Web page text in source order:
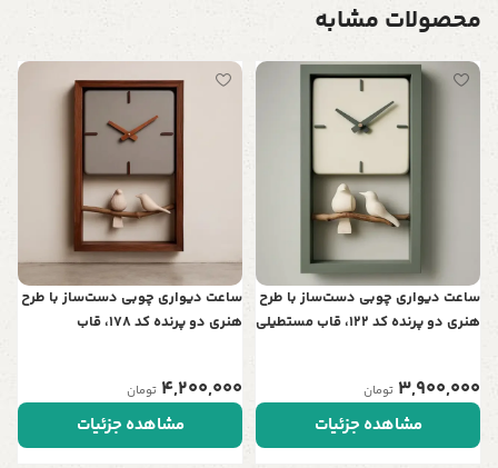
محصولات مشابه
ساعت دیواری چوبی دست‌ساز با طرح
هنری دو پرنده کد 122، قاب مستطیلی
3,900,000 تومان
مشاهده جزئیات
ساعت دیواری چوبی دست‌ساز با طرح
هنری دو پرنده کد 178، قاب
4,200,000 تومان
مشاهده جزئیات